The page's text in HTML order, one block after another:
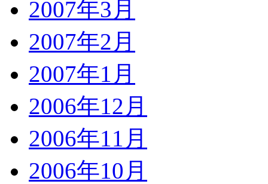
2007年3月
2007年2月
2007年1月
2006年12月
2006年11月
2006年10月